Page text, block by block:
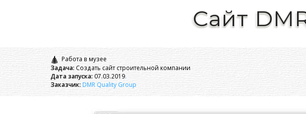
Сайт
Работа в музее
Задача: Создать сайт строительной компании
Дата запуска: 07.03.2019.
Заказчик: DMR Quality Group